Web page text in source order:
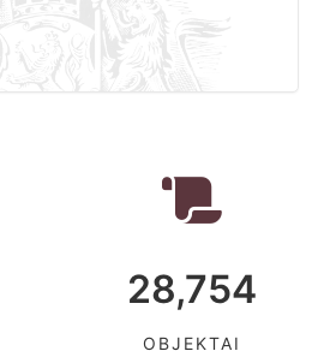
28,754
OBJEKTAI